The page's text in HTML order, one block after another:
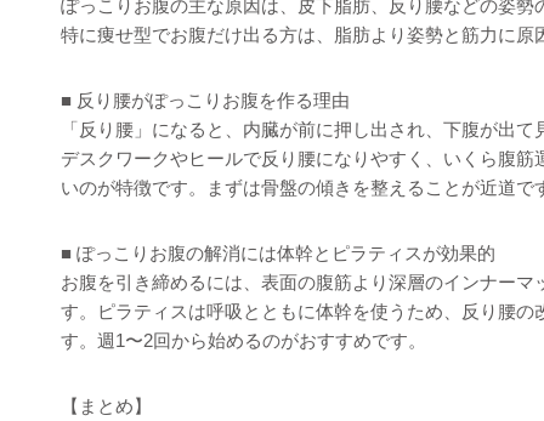
ぽっこりお腹の主な原因は、皮下脂肪、反り腰などの姿
特に痩せ型でお腹だけ出る方は、脂肪より姿勢と筋力に
■ 反り腰がぽっこりお腹を作る理由
「反り腰」になると、内臓が前に押し出され、下腹が出て
デスクワークやヒールで反り腰になりやすく、いくら腹
いのが特徴です。まずは骨盤の傾きを整えることが近道で
■ ぽっこりお腹の解消には体幹とピラティスが効果的
お腹を引き締めるには、表面の腹筋より深層のインナー
す。ピラティスは呼吸とともに体幹を使うため、反り腰
す。週1〜2回から始めるのがおすすめです。
【まとめ】